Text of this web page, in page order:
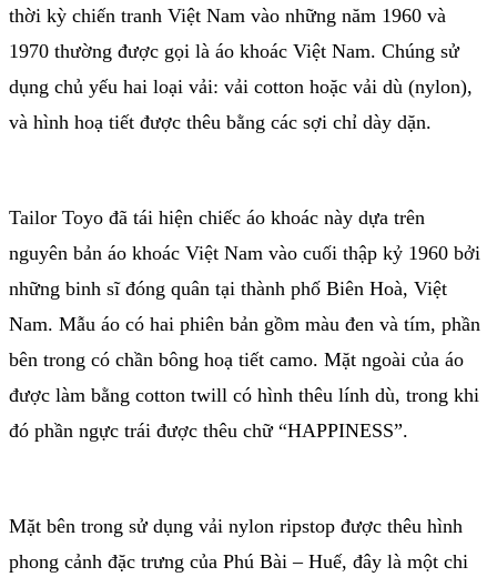
thời kỳ chiến tranh Việt Nam vào những năm 1960 và
1970 thường được gọi là áo khoác Việt Nam. Chúng sử
dụng chủ yếu hai loại vải: vải cotton hoặc vải dù (nylon),
và hình hoạ tiết được thêu bằng các sợi chỉ dày dặn.
Tailor Toyo đã tái hiện chiếc áo khoác này dựa trên
nguyên bản áo khoác Việt Nam vào cuối thập kỷ 1960 bởi
những binh sĩ đóng quân tại thành phố Biên Hoà, Việt
Nam. Mẫu áo có hai phiên bản gồm màu đen và tím, phần
bên trong có chần bông hoạ tiết camo. Mặt ngoài của áo
được làm bằng cotton twill có hình thêu lính dù, trong khi
đó phần ngực trái được thêu chữ “HAPPINESS”.
Mặt bên trong sử dụng vải nylon ripstop được thêu hình
phong cảnh đặc trưng của Phú Bài – Huế, đây là một chi